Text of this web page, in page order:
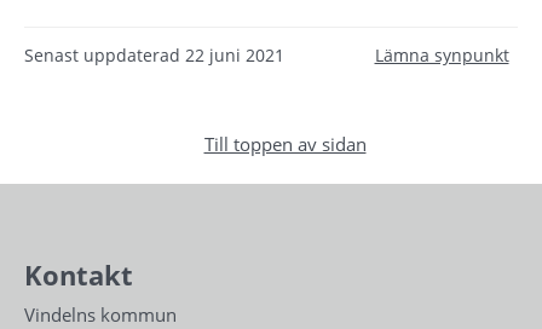
Senast uppdaterad 22 juni 2021 Lämna synpunkt
Till toppen av sidan
Kontakt
Vindelns kommun